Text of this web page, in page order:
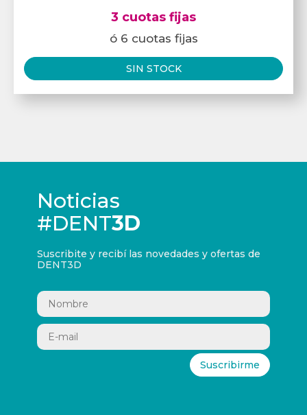
3 cuotas fijas
ó 6 cuotas fijas
SIN STOCK
Noticias
#DENT3D
Suscribite y recibí las novedades y ofertas de
DENT3D
Suscribirme